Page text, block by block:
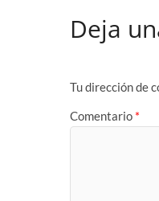
Deja
Tu dirección de
Comentario *